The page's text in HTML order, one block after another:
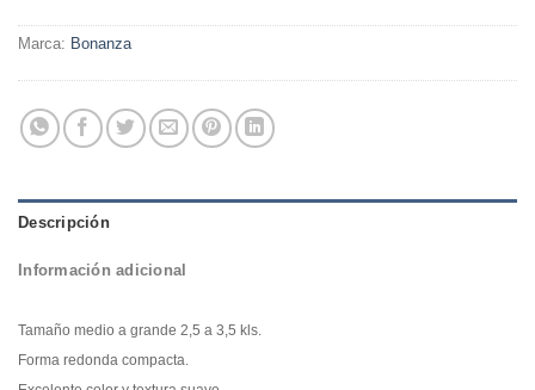
Marca: Bonanza
Descripción
Información adicional
Tamaño medio a grande 2,5 a 3,5 kls.
Forma redonda compacta.